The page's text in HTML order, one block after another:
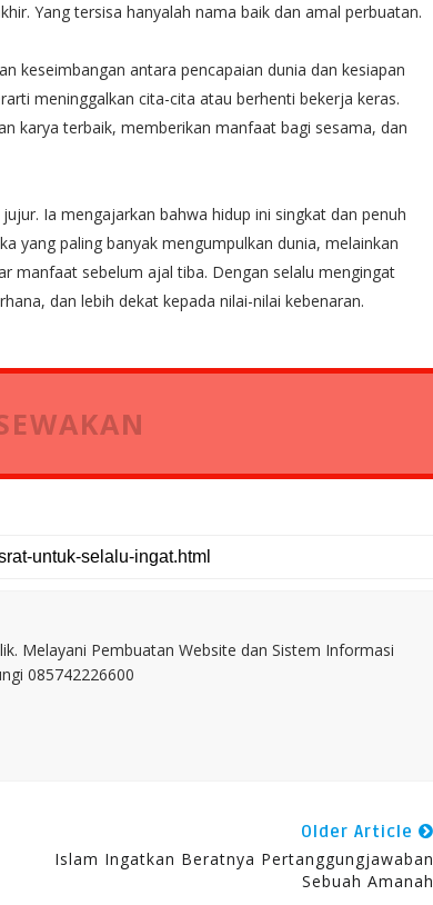
Yang tersisa hanyalah nama baik dan amal perbuatan.
keseimbangan antara pencapaian dunia dan kesiapan
meninggalkan cita-cita atau berhenti bekerja keras.
karya terbaik, memberikan manfaat bagi sesama, dan
Ia mengajarkan bahwa hidup ini singkat dan penuh
yang paling banyak mengumpulkan dunia, melainkan
manfaat sebelum ajal tiba. Dengan selalu mengingat
dan lebih dekat kepada nilai-nilai kebenaran.
Melayani Pembuatan Website dan Sistem Informasi
085742226600
Older Article
Islam Ingatkan Beratnya Pertanggungjawaban
Sebuah Amanah